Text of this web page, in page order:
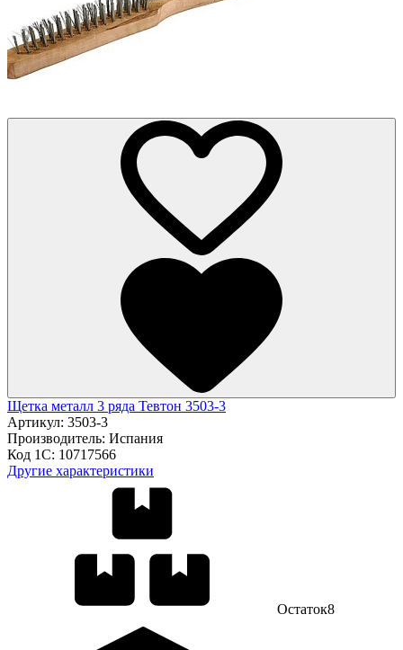
Щетка металл 3 ряда Тевтон 3503-3
Артикул: 3503-3
Производитель: Испания
Код 1С: 10717566
Другие характеристики
Остаток8